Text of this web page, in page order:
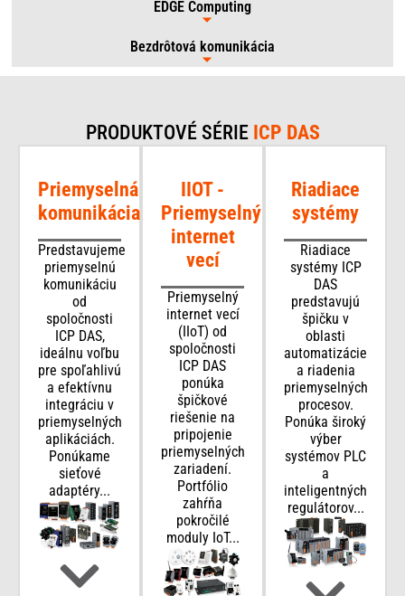
EDGE Computing
Bezdrôtová komunikácia
PRODUKTOVÉ SÉRIEICP DAS
Priemyselná
komunikácia
Predstavujeme
priemyselnú
komunikáciu
od
spoločnosti
ICP DAS,
ideálnu voľbu
pre spoľahlivú
a efektívnu
integráciu v
priemyselných
aplikáciách.
Ponúkame
sieťové
adaptéry...
IIOT -
Priemyselný
internet
vecí
Priemyselný
internet vecí
(IIoT) od
spoločnosti
ICP DAS
ponúka
špičkové
riešenie na
pripojenie
priemyselných
zariadení.
Portfólio
zahŕňa
pokročilé
moduly IoT...
Riadiace
systémy
Riadiace
systémy ICP
DAS
predstavujú
špičku v
oblasti
automatizácie
a riadenia
priemyselných
procesov.
Ponúka široký
výber
systémov PLC
a
inteligentných
regulátorov...